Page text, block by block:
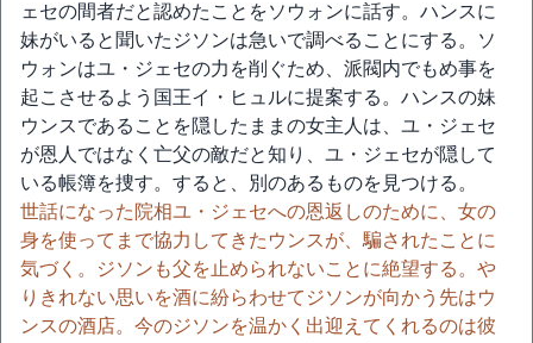
ェセの間者だと認めたことをソウォンに話す。ハンスに
妹がいると聞いたジソンは急いで調べることにする。ソ
ウォンはユ・ジェセの力を削ぐため、派閥内でもめ事を
起こさせるよう国王イ・ヒュルに提案する。ハンスの妹
ウンスであることを隠したままの女主人は、ユ・ジェセ
が恩人ではなく亡父の敵だと知り、ユ・ジェセが隠して
いる帳簿を捜す。すると、別のあるものを見つける。
世話になった院相ユ・ジェセへの恩返しのために、女の
身を使ってまで協力してきたウンスが、騙されたことに
気づく。ジソンも父を止められないことに絶望する。や
りきれない思いを酒に紛らわせてジソンが向かう先はウ
ンスの酒店。今のジソンを温かく出迎えてくれるのは彼